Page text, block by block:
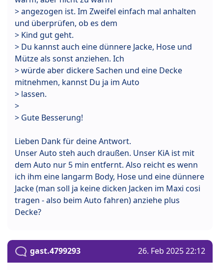
> angezogen ist. Im Zweifel einfach mal anhalten
und überprüfen, ob es dem
> Kind gut geht.
> Du kannst auch eine dünnere Jacke, Hose und
Mütze als sonst anziehen. Ich
> würde aber dickere Sachen und eine Decke
mitnehmen, kannst Du ja im Auto
> lassen.
>
> Gute Besserung!
Lieben Dank für deine Antwort.
Unser Auto steh auch draußen. Unser KiA ist mit
dem Auto nur 5 min entfernt. Also reicht es wenn
ich ihm eine langarm Body, Hose und eine dünnere
Jacke (man soll ja keine dicken Jacken im Maxi cosi
tragen - also beim Auto fahren) anziehe plus
Decke?
gast.4799293 26. Feb 2025 22:12